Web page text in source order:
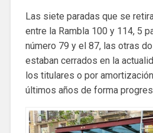
Las siete paradas que se
entre la Rambla 100 y 114, 5
número 79 y el 87, las otras
estaban cerrados en la
los titulares o por
últimos años de forma